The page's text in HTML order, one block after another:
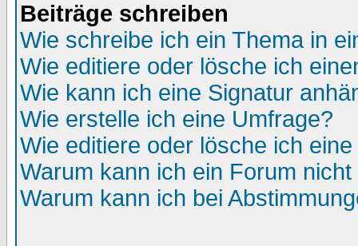
Beiträge schreiben
Wie schreibe ich ein Thema in
Wie editiere oder lösche ich
Wie kann ich eine Signatur
Wie erstelle ich eine Umfrage?
Wie editiere oder lösche ich
Warum kann ich ein Forum
Warum kann ich bei